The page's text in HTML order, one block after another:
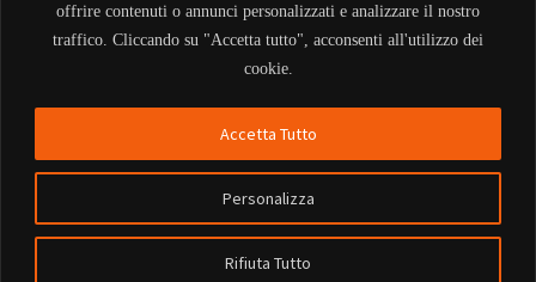
offrire contenuti o annunci personalizzati e analizzare il nostro
traffico. Cliccando su "Accetta tutto", acconsenti all'utilizzo dei
cookie.
Personalizza
Rifiuta Tutto
Accetta Tutto